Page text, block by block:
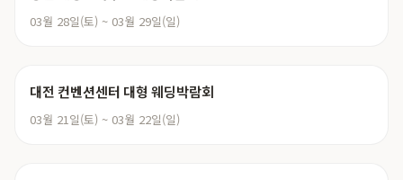
03월 28일(토) ~ 03월 29일(일)
대전 컨벤션센터 대형 웨딩박람회
03월 21일(토) ~ 03월 22일(일)